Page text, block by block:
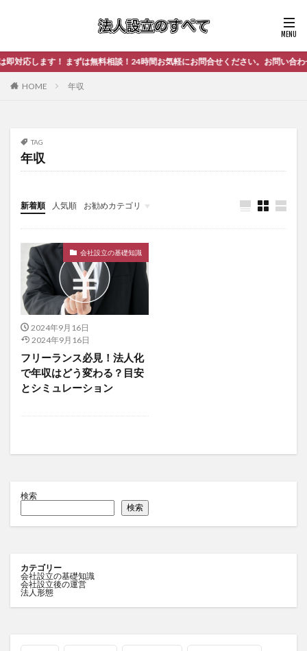
応します！ まずは無料相談！24時間お気軽にお問合せください。お問い合わせ
HOME 年収
TAG
年収
新着順 人気順 お勧めカテゴリ
未分類
会社設立の基礎知識
2024年9月16日
2024年9月16日
フリーランス必見！法人化
で年収はどう変わる？目安
とシミュレーション
検索
検索
カテゴリー
会社設立の基礎知識
会社設立後の運営
法人形態